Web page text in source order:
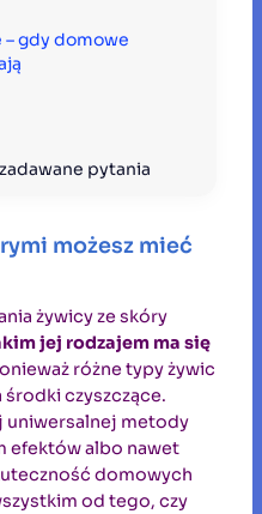
gdy domowe
pytania
możesz mieć
żywicy ze skóry
jej rodzajem ma się
różne typy żywic
środki czyszczące.
uniwersalnej metody
efektów albo nawet
domowych
od tego, czy